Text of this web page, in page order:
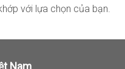
với lựa chọn của bạn.
Nam